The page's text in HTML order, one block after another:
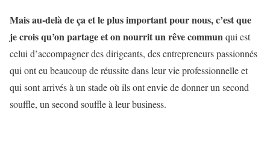
Mais au-delà de ça et le plus important pour nous, c’est que
je crois qu’on partage et on nourrit un rêve communqui est
celui d’accompagner des dirigeants, des entrepreneurs passionnés
qui ont eu beaucoup de réussite dans leur vie professionnelle et
qui sont arrivés à un stade où ils ont envie de donner un second
souffle, un second souffle à leur business.